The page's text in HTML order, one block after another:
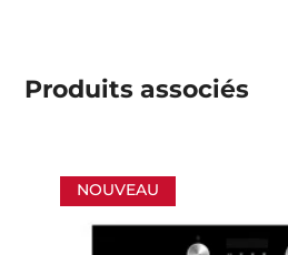
Produits associés
NOUVEAU